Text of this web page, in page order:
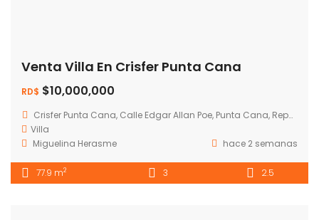
Venta Villa En Crisfer Punta Cana
RD$ $10,000,000
Crisfer Punta Cana, Calle Edgar Allan Poe, Punta Cana, República Dominicana
Villa
Miguelina Herasme
hace 2 semanas
77.9 m2 3 2.5